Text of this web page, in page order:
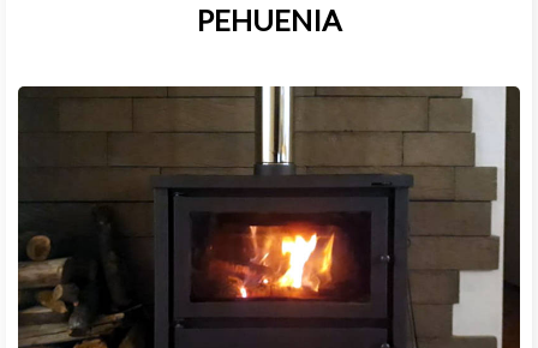
PEHUENIA